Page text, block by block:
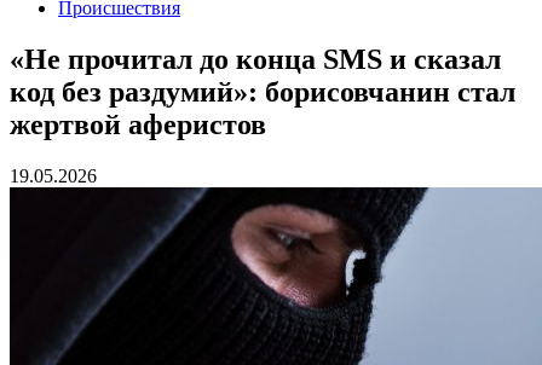
Происшествия
«Не прочитал до конца SMS и сказал
код без раздумий»: борисовчанин стал
жертвой аферистов
19.05.2026